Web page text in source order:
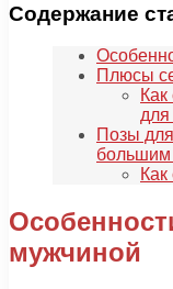
Содержание
Плюсы
Позы
мужчиной